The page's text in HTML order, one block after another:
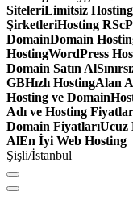
SiteleriLimitsiz Hosting
ŞirketleriHosting RS
DomainDomain
HostingWordPress
Domain Satın Al
GBHızlı HostingAlan
Hosting ve Domain
Adı ve Hosting
Domain FiyatlarıUcuz
AlEn İyi Web Hosting
Şişli/İstanbul